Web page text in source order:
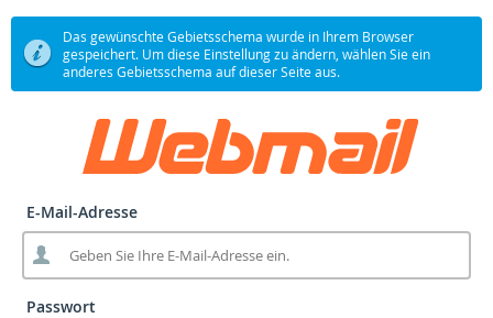
Das gewünschte Gebietsschema wurde in Ihrem Browser
gespeichert. Um diese Einstellung zu ändern, wählen Sie ein
anderes Gebietsschema auf dieser Seite aus.
E-Mail-Adresse
Passwort